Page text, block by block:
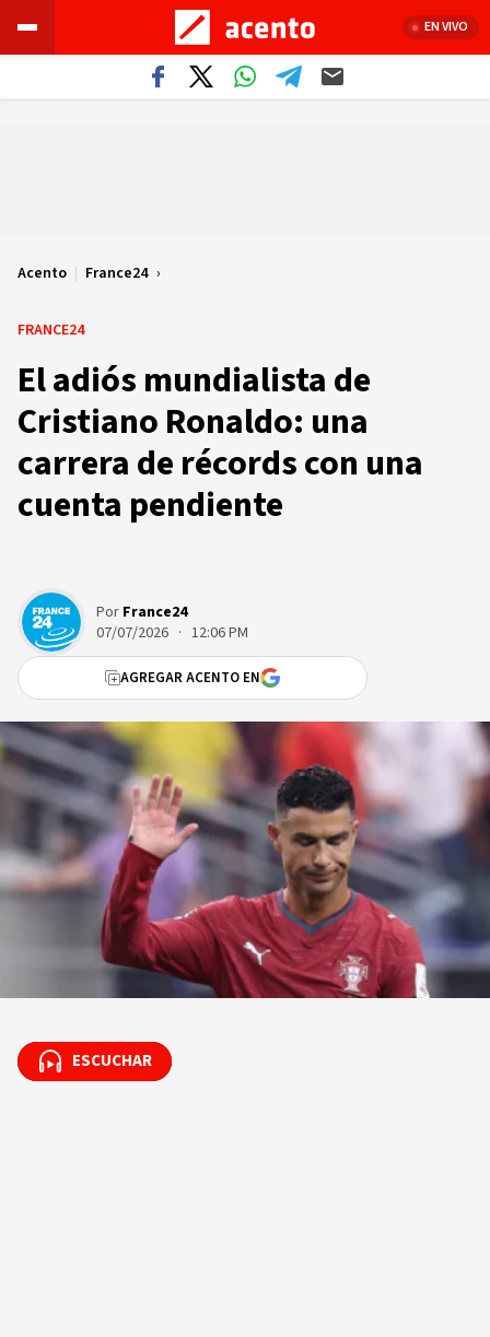
EN VIVO
Acento | France24
FRANCE24
El adiós mundialista de
Cristiano Ronaldo: una
carrera de récords con una
cuenta pendiente
Por France24
07/07/2026 · 12:06 PM
AGREGAR ACENTO EN
ESCUCHAR
ESCUCHAR